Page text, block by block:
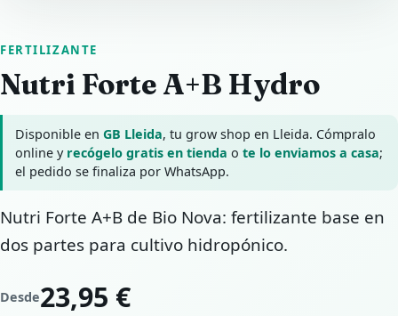
FERTILIZANTE
Nutri Forte A+B Hydro
Disponible enGB Lleida, tu grow shop en Lleida. Cómpralo
online y recógelo gratis en tienda ote lo enviamos a casa;
el pedido se finaliza por WhatsApp.
Nutri Forte A+B de Bio Nova: fertilizante base en
dos partes para cultivo hidropónico.
Desde23,95 €